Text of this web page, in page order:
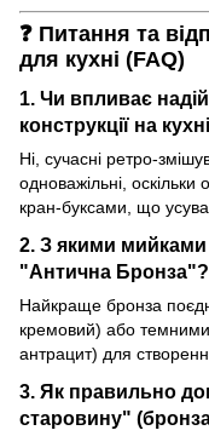
❓ Питання та
для кухні (FAQ)
1. Чи впливає
конструкції на
Ні, сучасні ретро-
одноважільні,
кран-буксами, що
2. З якими
"Антична Бронза"?
Найкраще бронза
кремовий) або
антрацит) для
3. Як правильно
старовину"